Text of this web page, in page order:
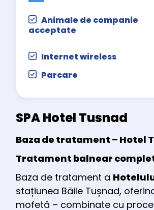
Animale de companie
acceptate
Internet wireless
Parcare
Serviciu Xerox
SPA Hotel Tusnad
Baza de tratament – Hotel
Tratament balnear
Baza de tratament a
stațiunea Băile Tușnad,
mofetă – combinate cu